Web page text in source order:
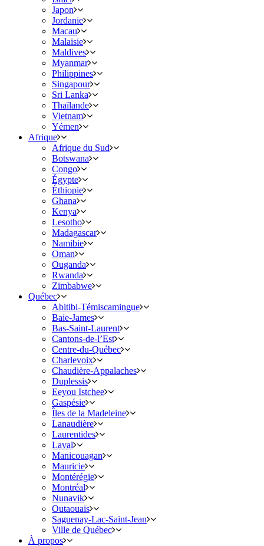
Japon
Jordanie
Macau
Malaisie
Maldives
Myanmar
Philippines
Singapour
Sri Lanka
Thaïlande
Vietnam
Yémen
Afrique
Afrique du Sud
Botswana
Congo
Égypte
Éthiopie
Ghana
Kenya
Lesotho
Madagascar
Namibie
Oman
Ouganda
Rwanda
Zimbabwe
Québec
Abitibi-Témiscamingue
Baie-James
Bas-Saint-Laurent
Cantons-de-l’Est
Centre-du-Québec
Charlevoix
Chaudière-Appalaches
Duplessis
Eeyou Istchee
Gaspésie
Îles de la Madeleine
Lanaudière
Laurentides
Laval
Manicouagan
Mauricie
Montérégie
Montréal
Nunavik
Outaouais
Saguenay-Lac-Saint-Jean
Ville de Québec
À propos